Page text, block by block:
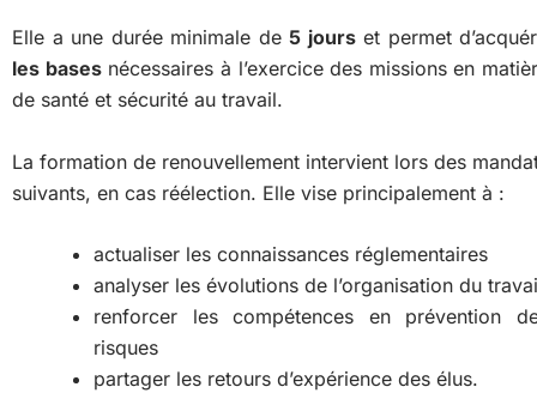
Elle a une durée minimale de 5 jourset permet
les basesnécessaires à l’exercice des missions en
de santé et sécurité au travail.
La formation de renouvellement intervient lors des
suivants, en cas réélection. Elle vise principalement à :
actualiser les connaissances réglementaires
analyser les évolutions de l’organisation du
renforcer les compétences en prévention
risques
partager les retours d’expérience des élus.